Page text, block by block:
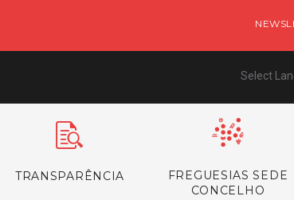
Select
TRANSPARÊNCIA
FREGUESIAS SEDE
CONCELHO